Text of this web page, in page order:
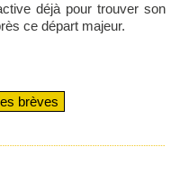
déjà pour trouver son
ce départ majeur.
brèves